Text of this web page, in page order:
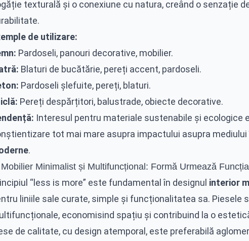
texturală și o conexiune cu natura, creând o senzație
de utilizare:
Pardoseli, panouri decorative, mobilier.
Blaturi de bucătărie, pereți accent, pardoseli.
Pardoseli șlefuite, pereți, blaturi.
Pereți despărțitori, balustrade, obiecte decorative.
Interesul pentru materiale sustenabile și ecologice
tot mai mare asupra impactului asupra mediului
.
Minimalist și Multifuncțional: Formă Urmează Funcția
“less is more” este fundamental în designul interior
liniile sale curate, simple și funcționalitatea sa. Piesele
economisind spațiu și contribuind la o
de calitate, cu design atemporal, este preferabilă